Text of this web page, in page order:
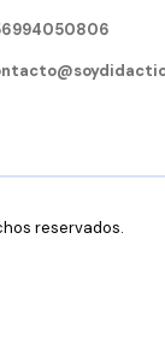
reservados.